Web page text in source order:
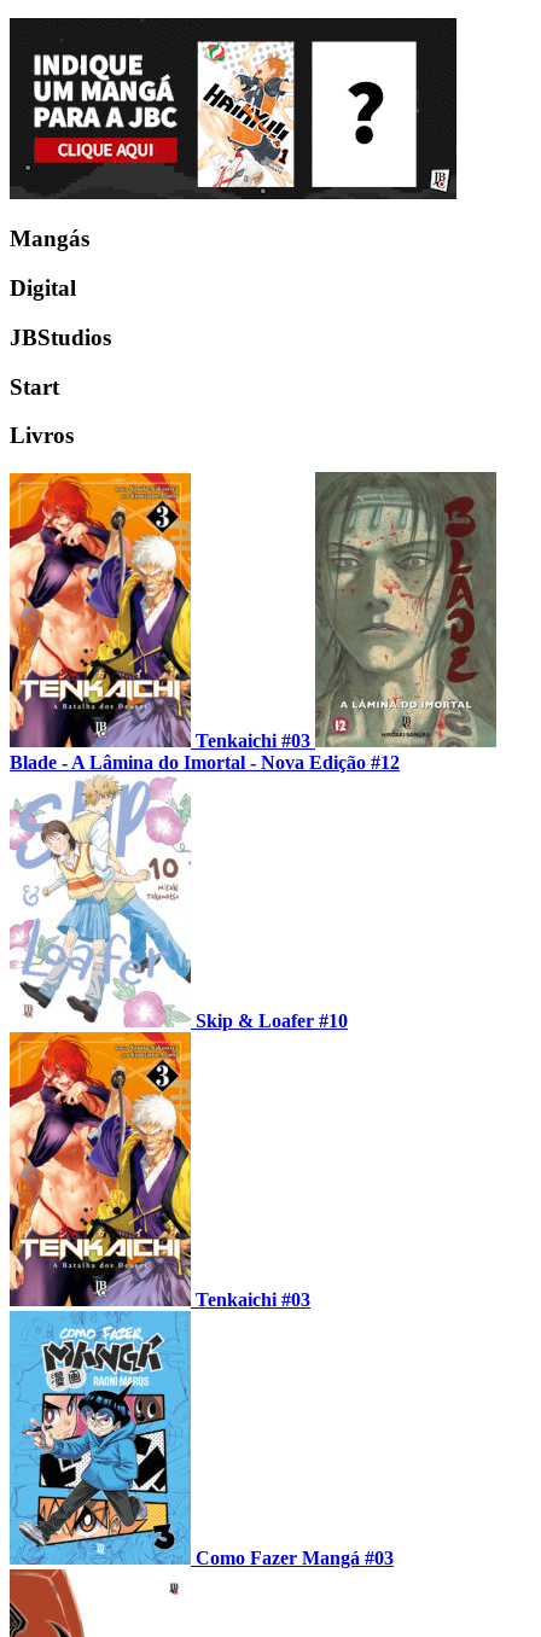
Mangás
Digital
JBStudios
Start
Livros
Tenkaichi #03
Blade - A Lâmina do Imortal - Nova Edição #12
Skip & Loafer #10
Tenkaichi #03
Como Fazer Mangá #03